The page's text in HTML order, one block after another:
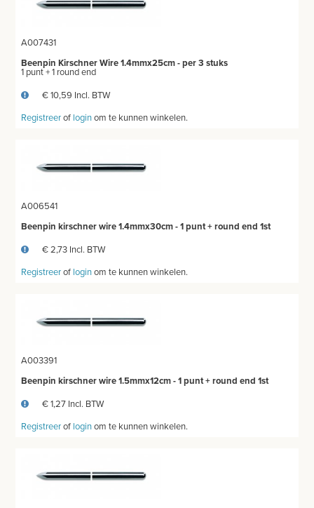
A007431
Beenpin Kirschner Wire 1.4mmx25cm - per 3 stuks
1 punt + 1 round end
€ 10,59 Incl. BTW
Registreerof loginom te kunnen winkelen.
A006541
Beenpin kirschner wire 1.4mmx30cm - 1 punt + round end 1st
€ 2,73 Incl. BTW
Registreerof loginom te kunnen winkelen.
A003391
Beenpin kirschner wire 1.5mmx12cm - 1 punt + round end 1st
€ 1,27 Incl. BTW
Registreerof loginom te kunnen winkelen.